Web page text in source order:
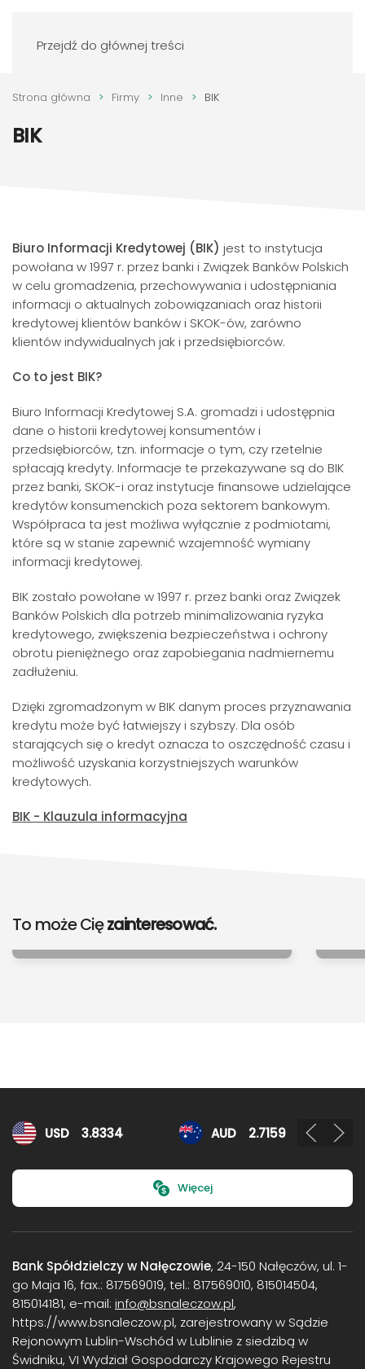
Przejdź do głównej treści
Strona główna Firmy Inne BIK
BIK
Biuro Informacji Kredytowej (BIK) jest to instytucja
powołana w 1997 r. przez banki i Związek Banków Polskich
w celu gromadzenia, przechowywania i udostępniania
informacji o aktualnych zobowiązaniach oraz historii
kredytowej klientów banków i SKOK-ów, zarówno
klientów indywidualnych jak i przedsiębiorców.
Co to jest BIK?
Biuro Informacji Kredytowej S.A. gromadzi i udostępnia
dane o historii kredytowej konsumentów i
przedsiębiorców, tzn. informacje o tym, czy rzetelnie
spłacają kredyty. Informacje te przekazywane są do BIK
przez banki, SKOK-i oraz instytucje finansowe udzielające
kredytów konsumenckich poza sektorem bankowym.
Współpraca ta jest możliwa wyłącznie z podmiotami,
które są w stanie zapewnić wzajemność wymiany
informacji kredytowej.
BIK zostało powołane w 1997 r. przez banki oraz Związek
Banków Polskich dla potrzeb minimalizowania ryzyka
kredytowego, zwiększenia bezpieczeństwa i ochrony
obrotu pieniężnego oraz zapobiegania nadmiernemu
zadłużeniu.
Dzięki zgromadzonym w BIK danym proces przyznawania
kredytu może być łatwiejszy i szybszy. Dla osób
starających się o kredyt oznacza to oszczędność czasu i
możliwość uzyskania korzystniejszych warunków
kredytowych.
BIK - Klauzula informacyjna
To może Cięzainteresować.
hazardowych online
Kursy walut
USD 3.8334 AUD 2.7159
Więcej
Bank Spółdzielczy w Nałęczowie, 24-150 Nałęczów, ul. 1-
go Maja 16, fax.: 817569019, tel.: 817569010, 815014504,
815014181, e-mail: info@bsnaleczow.pl,
https://www.bsnaleczow.pl, zarejestrowany w Sądzie
Rejonowym Lublin-Wschód w Lublinie z siedzibą w
Świdniku, VI Wydział Gospodarczy Krajowego Rejestru